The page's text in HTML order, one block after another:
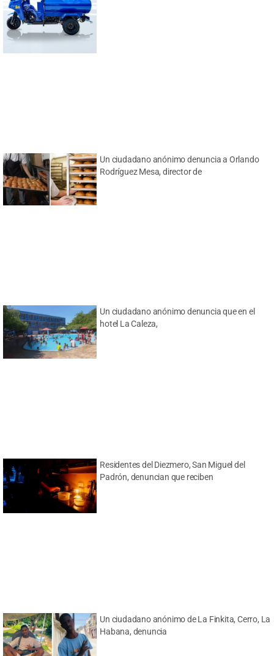
Un ciudadano anónimo denuncia a Orlando
Rodríguez Mesa, director de
Un ciudadano anónimo denuncia que en el
hotel La Caleza,
Residentes del Diezmero, San Miguel del
Padrón, denuncian que reciben
Un ciudadano anónimo de La Finkita, Cerro, La
Habana, denuncia